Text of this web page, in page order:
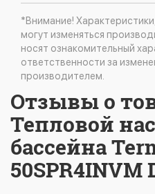
*Внимание!
могут изменяться
носят ознакомительный
ответственности за
производителем.
Отзывы о
Тепловой
бассейна
50SPR4INVM